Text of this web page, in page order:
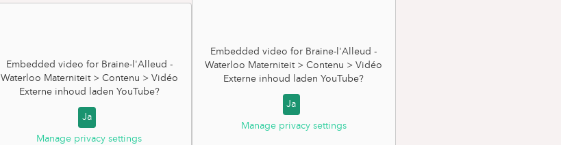
Embedded video for Braine-l'Alleud -
Waterloo Materniteit > Contenu > Vidéo
Externe inhoud laden YouTube?
Ja
Manage privacy settings
Embedded video for Braine-l'Alleud -
Waterloo Materniteit > Contenu > Vidéo
Externe inhoud ladenYouTube?
Ja
Manage privacy settings